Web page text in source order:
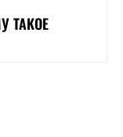
ТАКОЕ